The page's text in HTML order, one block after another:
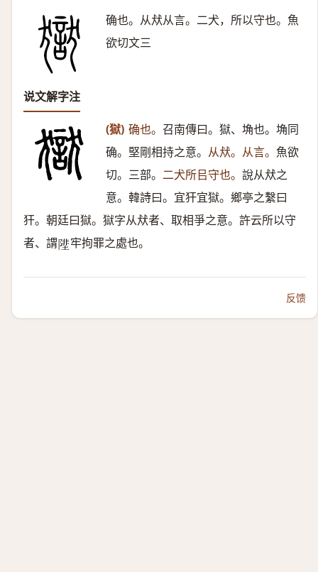
确也。从㹜从言。二犬，所以守也。魚
欲切文三
说文解字注
(獄) 确也。 召南傳曰。獄、埆也。埆同
确。堅剛相持之意。 从㹜。从言。 魚欲
切。三部。 二犬所㠯守也。 說从㹜之
意。韓詩曰。宜犴宜獄。鄉亭之繫曰
犴。朝廷曰獄。獄字从㹜者、取相爭之意。許云所以守
者、謂𨻼 牢拘罪之處也。
反馈